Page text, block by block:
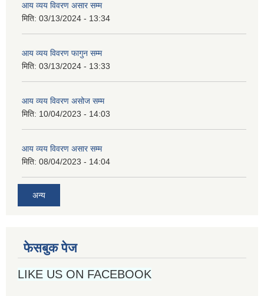
आय व्यय विवरण असार सम्म
मिति: 03/13/2024 - 13:34
आय व्यय विवरण फागुन सम्म
मिति: 03/13/2024 - 13:33
आय व्यय विवरण असोज सम्म
मिति: 10/04/2023 - 14:03
आय व्यय विवरण असार सम्म
मिति: 08/04/2023 - 14:04
अन्य
फेसबुक पेज
LIKE US ON FACEBOOK